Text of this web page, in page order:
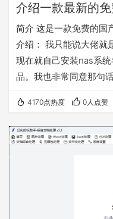
介绍一款最新的
云fnOS
简介 这是一款免费的国
介绍： 我只能说大佬就
现在就自己安装nas系
品。我也非常同意那句
https://
os.md 先对这款nas系
0.8.11，所以是会慢慢
4170点热度 0人点赞